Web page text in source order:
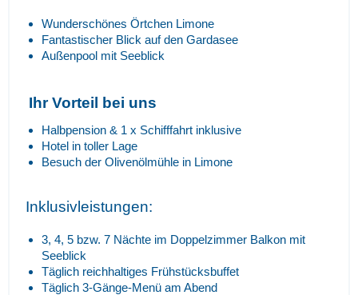
Wunderschönes Örtchen Limone
Fantastischer Blick auf den Gardasee
Außenpool mit Seeblick
Ihr Vorteil bei uns
Halbpension & 1 x Schifffahrt inklusive
Hotel in toller Lage
Besuch der Olivenölmühle in Limone
Inklusivleistungen:
3, 4, 5 bzw. 7 Nächte im Doppelzimmer Balkon mit
Seeblick
Täglich reichhaltiges Frühstücksbuffet
Täglich 3-Gänge-Menü am Abend